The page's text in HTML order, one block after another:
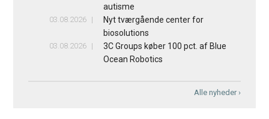
autisme
03.08.2026
Nyt tværgående center for
biosolutions
03.08.2026
3C Groups køber 100 pct. af Blue
Ocean Robotics
Alle nyheder ›